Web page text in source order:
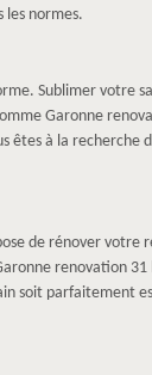
les normes.
Sublimer votre
Garonne
à la recherche
de rénover
renovation 31
soit parfaitement